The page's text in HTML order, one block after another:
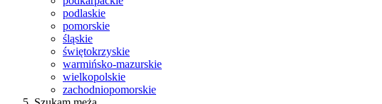
podlaskie
pomorskie
śląskie
świętokrzyskie
warmińsko-mazurskie
wielkopolskie
zachodniopomorskie